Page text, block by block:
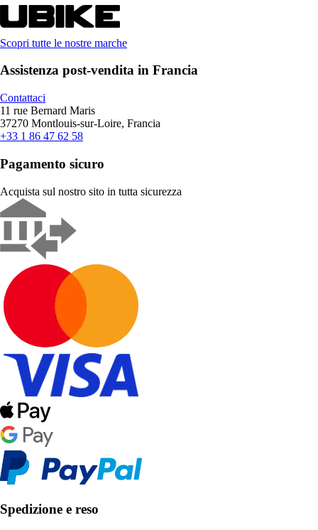
Scopri tutte le nostre marche
Assistenza post-vendita in Francia
Contattaci
11 rue Bernard Maris
37270 Montlouis-sur-Loire, Francia
+33 1 86 47 62 58
Pagamento sicuro
Acquista sul nostro sito in tutta sicurezza
Spedizione e reso